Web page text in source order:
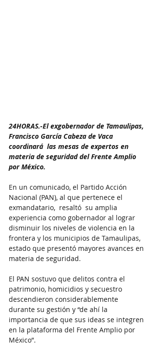
24HORAS.-El exgobernador de Tamaulipas,
Francisco García Cabeza de Vaca
coordinará  las mesas de expertos en
materia de seguridad del Frente Amplio
por México.
En un comunicado, el Partido Acción
Nacional (PAN), al que pertenece el
exmandatario,  resaltó  su amplia
experiencia como gobernador al lograr
disminuir los niveles de violencia en la
frontera y los municipios de Tamaulipas,
estado que presentó mayores avances en
materia de seguridad.
El PAN sostuvo que delitos contra el
patrimonio, homicidios y secuestro
descendieron considerablemente
durante su gestión y “de ahí la
importancia de que sus ideas se integren
en la plataforma del Frente Amplio por
México”.